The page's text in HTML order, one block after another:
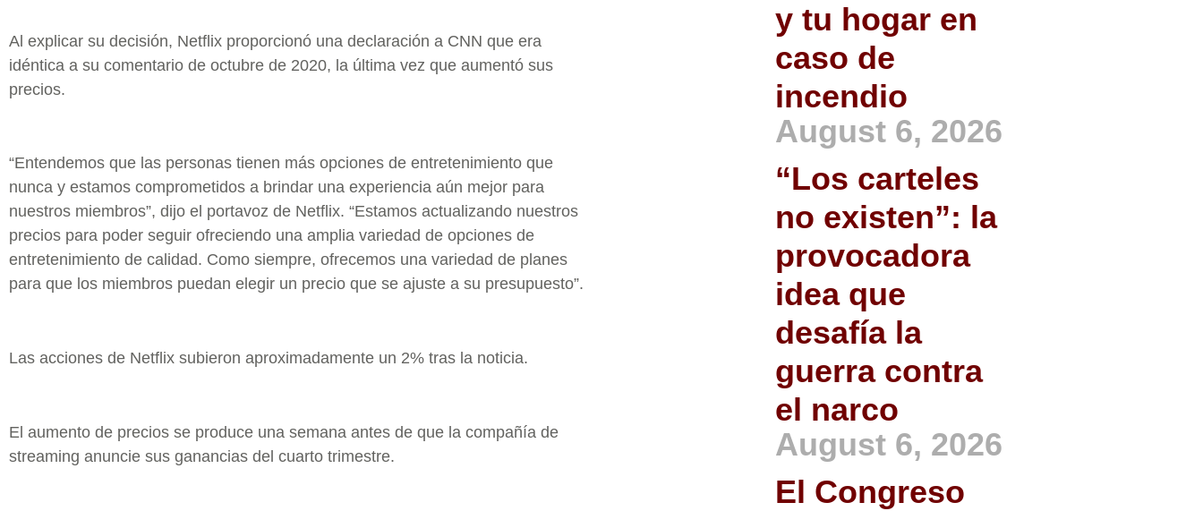
Al explicar su decisión, Netflix proporcionó una declaración a CNN que era
idéntica a su comentario de octubre de 2020, la última vez que aumentó sus
precios.
“Entendemos que las personas tienen más opciones de entretenimiento que
nunca y estamos comprometidos a brindar una experiencia aún mejor para
nuestros miembros”, dijo el portavoz de Netflix. “Estamos actualizando nuestros
precios para poder seguir ofreciendo una amplia variedad de opciones de
entretenimiento de calidad. Como siempre, ofrecemos una variedad de planes
para que los miembros puedan elegir un precio que se ajuste a su presupuesto”.
Las acciones de Netflix subieron aproximadamente un 2% tras la noticia.
El aumento de precios se produce una semana antes de que la compañía de
streaming anuncie sus ganancias del cuarto trimestre.
y tu hogar en
caso de
incendio
August 6, 2026
“Los carteles
no existen”: la
provocadora
idea que
desafía la
guerra contra
el narco
August 6, 2026
El Congreso